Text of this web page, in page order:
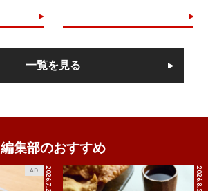
一覧を見る
編集部のおすすめ
2026.7.27
AD 2026.8.5